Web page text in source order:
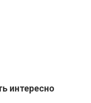
интересно